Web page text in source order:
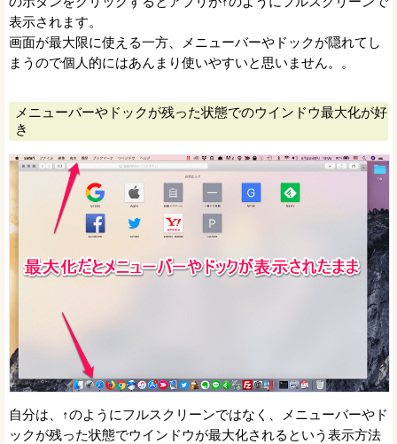
表示されます。
画面が最大限に使える一方、メニューバーやドックが隠れてし
まうので個人的にはあんまり使いやすいと思いません。。
メニューバーやドックが残った状態でのウインドウ最大化が好
き
自分は、↑のようにフルスクリーンではなく、メニューバーやド
ックが残った状態でウインドウが最大化されるという表示方法